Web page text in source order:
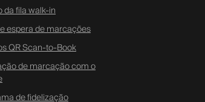
da fila walk-in
espera de marcações
QR Scan-to-Book
de marcação com o
de fidelização